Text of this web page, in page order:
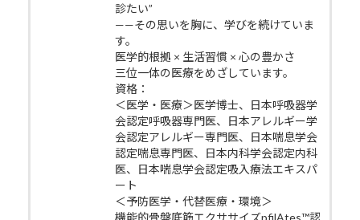
診たい”
——その思いを胸に、学びを続けていま
す。
医学的根拠 × 生活習慣 × 心の豊かさ
三位一体の医療をめざしています。
資格：
＜医学・医療＞医学博士、日本呼吸器学
会認定呼吸器専門医、日本アレルギー学
会認定アレルギー専門医、日本喘息学会
認定喘息専門医、日本内科学会認定内科
医、日本喘息学会認定吸入療法エキスパ
ート
＜予防医学・代替医療・環境＞
機能的骨盤底筋エクササイズpfilAtes™認